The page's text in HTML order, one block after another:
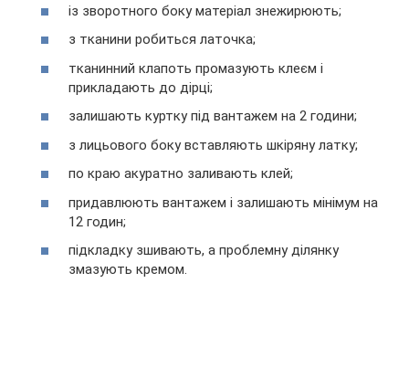
із зворотного боку матеріал знежирюють;
з тканини робиться латочка;
тканинний клапоть промазують клеєм і
прикладають до дірці;
залишають куртку під вантажем на 2 години;
з лицьового боку вставляють шкіряну латку;
по краю акуратно заливають клей;
придавлюють вантажем і залишають мінімум на
12 годин;
підкладку зшивають, а проблемну ділянку
змазують кремом.